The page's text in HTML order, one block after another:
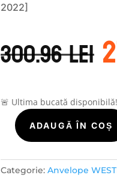
2022]
300.96leia
🚨 Ultima bucată
Cantitate
WestLake
RADIAL
A/T
ADAUGĂ ÎN COȘ
Categorie: Anvelope